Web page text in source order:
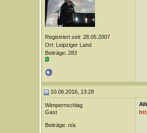
Registriert seit: 28.05.2007
Ort: Leipziger Land
Beiträge: 283
10.06.2016, 13:28
Wimpernschlag
Gast
Beiträge: n/a